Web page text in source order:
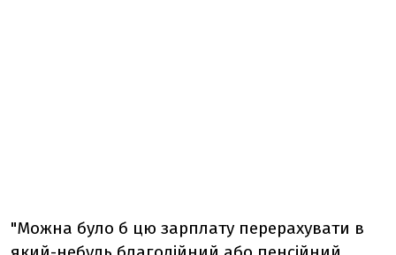
"Можна було б цю зарплату перерахувати в